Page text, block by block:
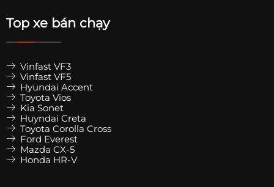
Top xe bán chạy
Vinfast VF3
Vinfast VF5
Hyundai Accent
Toyota Vios
Kia Sonet
Huyndai Creta
Toyota Corolla Cross
Ford Everest
Mazda CX-5
Honda HR-V